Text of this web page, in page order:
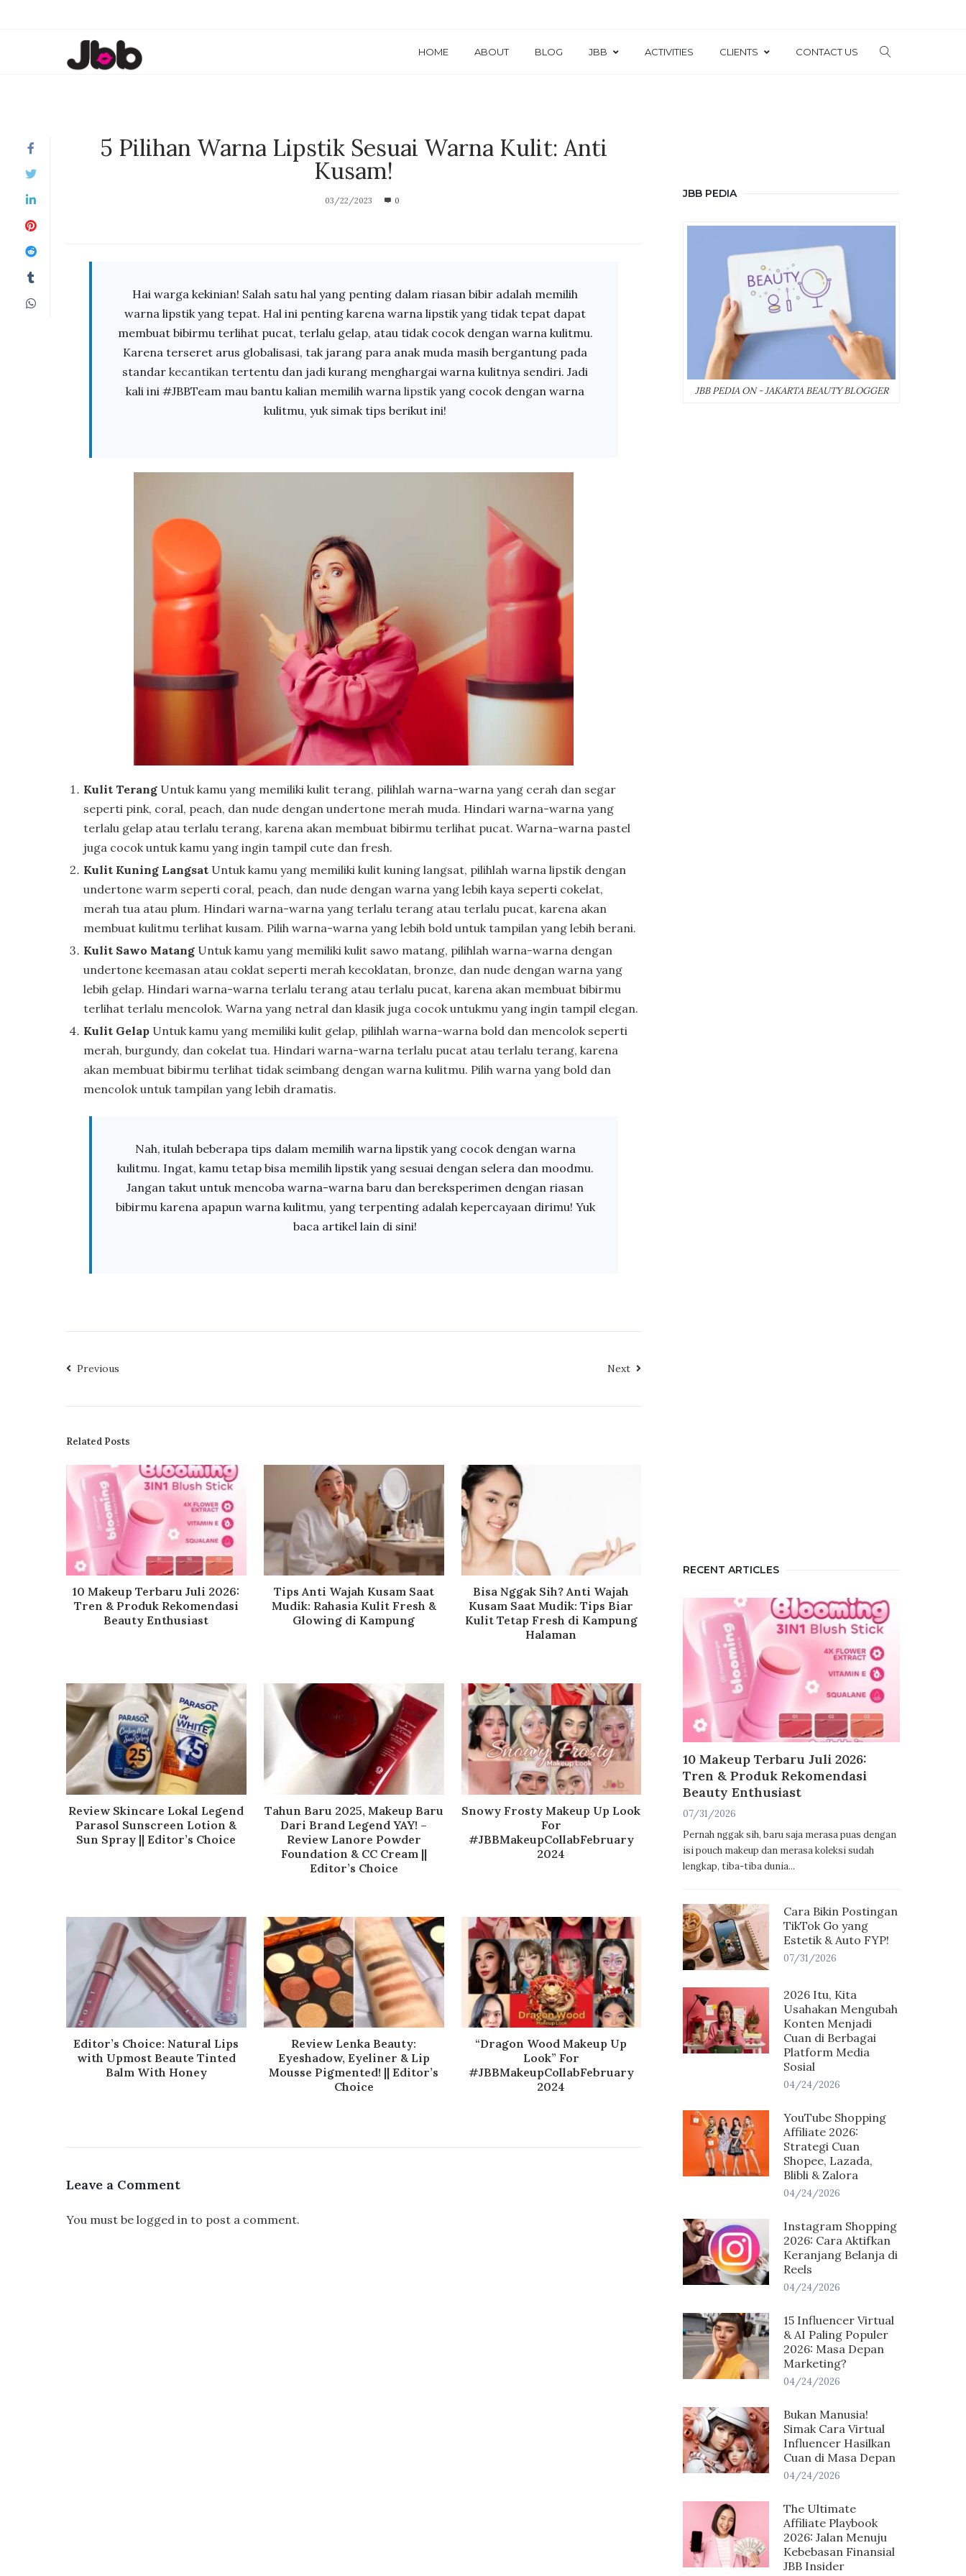
HOME ABOUT BLOG JBB ACTIVITIES CLIENTS CONTACT US
5 Pilihan Warna Lipstik Sesuai Warna Kulit: Anti
Kusam!
03/22/2023 0
Hai warga kekinian! Salah satu hal yang penting dalam riasan bibir adalah memilih
warna lipstik yang tepat. Hal ini penting karena warna lipstik yang tidak tepat dapat
membuat bibirmu terlihat pucat, terlalu gelap, atau tidak cocok dengan warna kulitmu.
Karena terseret arus globalisasi, tak jarang para anak muda masih bergantung pada
standarkecantikan tertentu dan jadi kurang menghargai warna kulitnya sendiri. Jadi
kali ini #JBBTeam mau bantu kalian memilih warnalipstikyang cocok dengan warna
kulitmu, yuk simak tips berikut ini!
Kulit Terang Untuk kamu yang memiliki kulit terang, pilihlah warna-warna yang cerah dan segar
seperti pink, coral, peach, dan nude dengan undertone merah muda. Hindari warna-warna yang
terlalu gelap atau terlalu terang, karena akan membuat bibirmu terlihat pucat. Warna-warna pastel
juga cocok untuk kamu yang ingin tampil cute dan fresh.
Kulit Kuning Langsat Untuk kamu yang memiliki kulit kuning langsat, pilihlah warna lipstik dengan
undertone warm seperti coral, peach, dan nude dengan warna yang lebih kaya seperti cokelat,
merah tua atau plum. Hindari warna-warna yang terlalu terang atau terlalu pucat, karena akan
membuat kulitmu terlihat kusam. Pilih warna-warna yang lebih bold untuk tampilan yang lebih berani.
Kulit Sawo Matang Untuk kamu yang memiliki kulit sawo matang, pilihlah warna-warna dengan
undertone keemasan atau coklat seperti merah kecoklatan, bronze, dan nude dengan warna yang
lebih gelap. Hindari warna-warna terlalu terang atau terlalu pucat, karena akan membuat bibirmu
terlihat terlalu mencolok. Warna yang netral dan klasik juga cocok untukmu yang ingin tampil elegan.
Kulit Gelap Untuk kamu yang memiliki kulit gelap, pilihlah warna-warna bold dan mencolok seperti
merah, burgundy, dan cokelat tua. Hindari warna-warna terlalu pucat atau terlalu terang, karena
akan membuat bibirmu terlihat tidak seimbang dengan warna kulitmu. Pilih warna yang bold dan
mencolok untuk tampilan yang lebih dramatis.
Nah, itulah beberapa tips dalam memilih warna lipstik yang cocok dengan warna
kulitmu. Ingat, kamu tetap bisa memilih lipstik yang sesuai dengan selera dan moodmu.
Jangan takut untuk mencoba warna-warna baru dan bereksperimen dengan riasan
bibirmu karena apapun warna kulitmu, yang terpenting adalah kepercayaan dirimu! Yuk
baca artikel lain di sini!
Previous Next
Related Posts
10 Makeup Terbaru Juli 2026:
Tren & Produk Rekomendasi
Beauty Enthusiast
Tips Anti Wajah Kusam Saat
Mudik: Rahasia Kulit Fresh &
Glowing di Kampung
Bisa Nggak Sih? Anti Wajah
Kusam Saat Mudik: Tips Biar
Kulit Tetap Fresh di Kampung
Halaman
Review Skincare Lokal Legend
Parasol Sunscreen Lotion &
Sun Spray || Editor’s Choice
Tahun Baru 2025, Makeup Baru
Dari Brand Legend YAY! –
Review Lanore Powder
Foundation & CC Cream ||
Editor’s Choice
Snowy Frosty Makeup Up Look
For
#JBBMakeupCollabFebruary
2024
Editor’s Choice: Natural Lips
with Upmost Beaute Tinted
Balm With Honey
Review Lenka Beauty:
Eyeshadow, Eyeliner & Lip
Mousse Pigmented! || Editor’s
Choice
“Dragon Wood Makeup Up
Look” For
#JBBMakeupCollabFebruary
2024
Leave a Comment
You must be logged in to post a comment.
JBB PEDIA
JBB PEDIA ON - JAKARTA BEAUTY BLOGGER
RECENT ARTICLES
10 Makeup Terbaru Juli 2026:
Tren & Produk Rekomendasi
Beauty Enthusiast
07/31/2026
Pernah nggak sih, baru saja merasa puas dengan
isi pouch makeup dan merasa koleksi sudah
lengkap, tiba-tiba dunia...
Cara Bikin Postingan
TikTok Go yang
Estetik & Auto FYP!
07/31/2026
2026 Itu, Kita
Usahakan Mengubah
Konten Menjadi
Cuan di Berbagai
Platform Media
Sosial
04/24/2026
YouTube Shopping
Affiliate 2026:
Strategi Cuan
Shopee, Lazada,
Blibli & Zalora
04/24/2026
Instagram Shopping
2026: Cara Aktifkan
Keranjang Belanja di
Reels
04/24/2026
15 Influencer Virtual
& AI Paling Populer
2026: Masa Depan
Marketing?
04/24/2026
Bukan Manusia!
Simak Cara Virtual
Influencer Hasilkan
Cuan di Masa Depan
04/24/2026
The Ultimate
Affiliate Playbook
2026: Jalan Menuju
Kebebasan Finansial
JBB Insider